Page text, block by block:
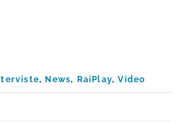
, News, RaiPlay,Video